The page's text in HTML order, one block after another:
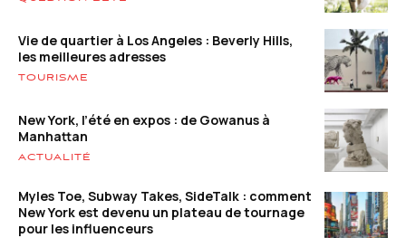
Vie de quartier à Los Angeles : Beverly Hills,
les meilleures adresses
TOURISME
New York, l’été en expos : de Gowanus à
Manhattan
ACTUALITÉ
Myles Toe, Subway Takes, SideTalk : comment
New York est devenu un plateau de tournage
pour les influenceurs